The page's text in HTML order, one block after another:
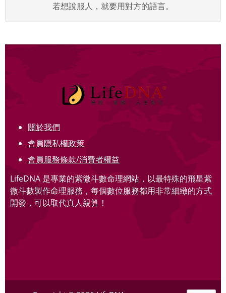
若想說服人，就要用對方的語言。
關於我們
會員隱私權政策
會員服務條款/消費者權益
LifeDNA 是專業的紫微斗數命理網站，以最特殊的飛星紫
微斗數製作命理服務，每個數位服務都用非常細緻的方式
開發，可以取代真人親算！